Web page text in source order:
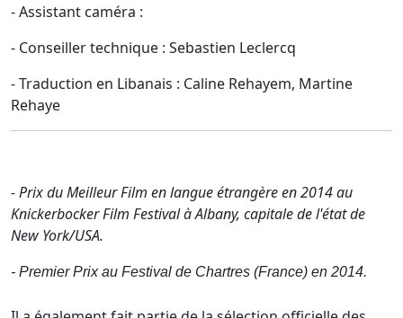
- Assistant caméra :
- Conseiller technique : Sebastien Leclercq
- Traduction en Libanais : Caline Rehayem, Martine
Rehaye
- Prix du Meilleur Film en langue étrangère en 2014 au
Knickerbocker Film Festival à Albany, capitale de l'état de
New York/USA.
- Premier Prix au Festival de Chartres (France) en 2014.